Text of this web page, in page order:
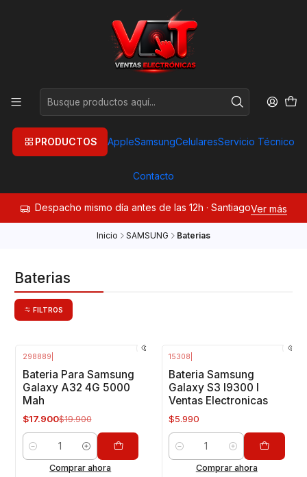
PRODUCTOS AppleSamsungCelularesServicio Técnico
Contacto
Despacho mismo día antes de las 12h · SantiagoVer más
Inicio SAMSUNG Baterias
Baterias
FILTROS
298889
Bateria Para Samsung
Galaxy A32 4G 5000
Mah
$17.900$19.900
Cantidad
Comprar ahora
15308
Bateria Samsung
Galaxy S3 I9300 I
Ventas Electronicas
$5.990
Cantidad
Comprar ahora